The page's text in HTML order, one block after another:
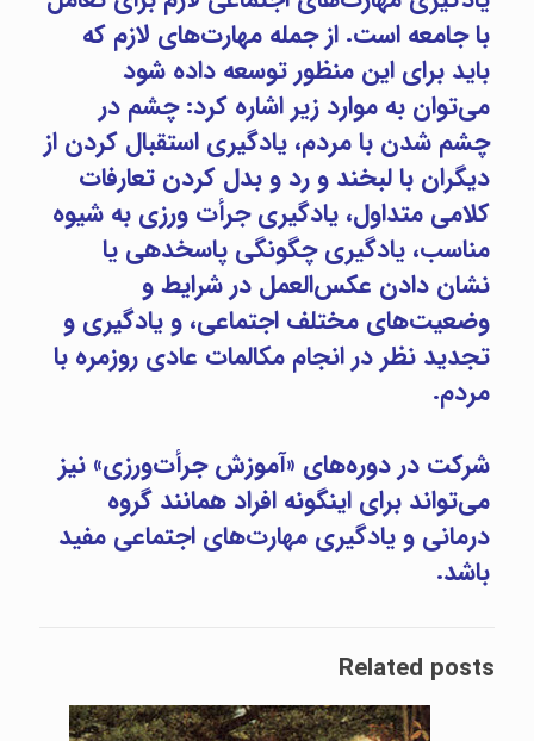
با جامعه است. از جمله مهارت‌های لازم که
باید برای این منظور توسعه داده شود
می‌توان به موارد زیر اشاره کرد: چشم در
چشم شدن با مردم، یادگیری استقبال کردن از
دیگران با لبخند و رد و بدل کردن تعارفات
کلامی متداول، یادگیری جرأت ورزی به شیوه
مناسب، یادگیری چگونگی پاسخدهی یا
نشان دادن عکس‌العمل در شرایط و
وضعیت‌های مختلف اجتماعی، و یادگیری و
تجدید نظر در انجام مکالمات عادی روزمره با
مردم.
شرکت در دوره‌های «آموزش جرأت‌ورزی» نیز
می‌تواند برای اینگونه افراد همانند گروه
درمانی و یادگیری مهارت‌های اجتماعی مفید
باشد.
Related posts